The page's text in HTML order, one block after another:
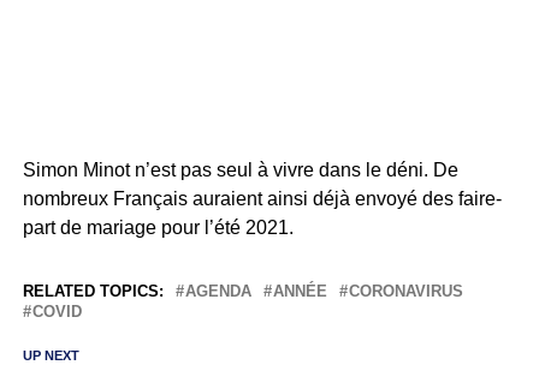
Simon Minot n’est pas seul à vivre dans le déni. De
nombreux Français auraient ainsi déjà envoyé des faire-
part de mariage pour l’été 2021.
RELATED TOPICS: AGENDA ANNÉE
CORONAVIRUS
COVID
UP NEXT